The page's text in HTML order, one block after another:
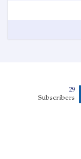
29
Subscribers